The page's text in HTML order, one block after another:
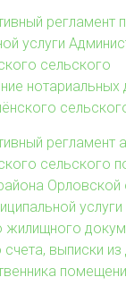
регламент
услуги
сельского
нотариальных
регламент
сельского
Орловской
жилищного
выписки